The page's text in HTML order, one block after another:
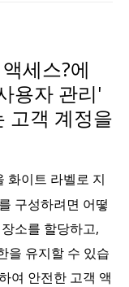
세스?에
용자 관리'
고객 계정을
화이트 라벨로 지
구성하려면 어떻
소를 할당하고,
을 유지할 수 있습
여 안전한 고객 액